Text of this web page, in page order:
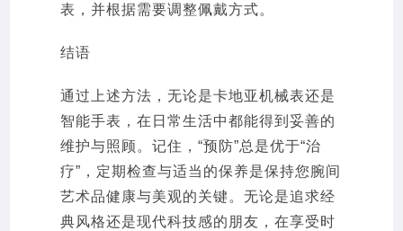
表，并根据需要调整佩戴方式。
结语
通过上述方法，无论是卡地亚机械表还是
智能手表，在日常生活中都能得到妥善的
维护与照顾。记住，“预防”总是优于“治
疗”，定期检查与适当的保养是保持您腕间
艺术品健康与美观的关键。无论是追求经
典风格还是现代科技感的朋友，在享受时